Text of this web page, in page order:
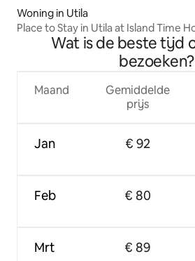
Woning in Utila
Place to Stay in Utila at Island Time
Wat is de beste tijd
bezoeken?
Maand
Jan
Feb
Mrt
Gemiddelde
prijs
€ 92
€ 80
€ 89